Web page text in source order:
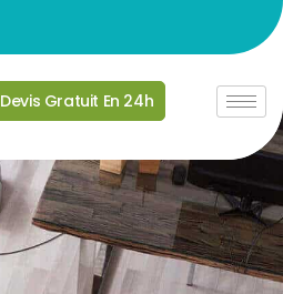
Devis Gratuit En 24h